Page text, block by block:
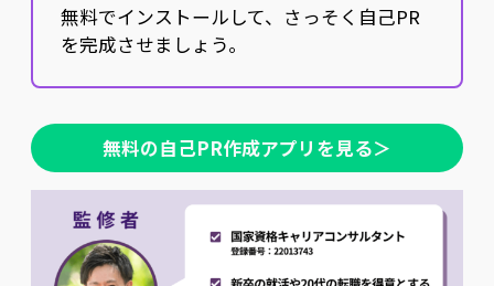
無料でインストールして、さっそく自己PR
を完成させましょう。
無料の自己PR作成アプリを見る＞